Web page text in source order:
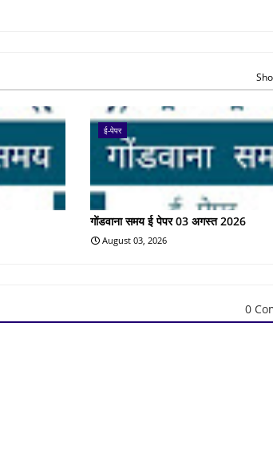
ई-पेपर
गोंडवाना समय ई पेपर 03 अगस्त 2026
August 03, 2026
0